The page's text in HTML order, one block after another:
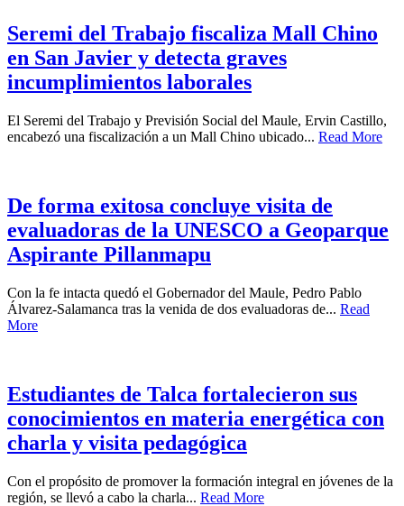
Seremi del Trabajo fiscaliza Mall Chino
en San Javier y detecta graves
incumplimientos laborales
El Seremi del Trabajo y Previsión Social del Maule, Ervin Castillo,
encabezó una fiscalización a un Mall Chino ubicado... Read More
De forma exitosa concluye visita de
evaluadoras de la UNESCO a Geoparque
Aspirante Pillanmapu
Con la fe intacta quedó el Gobernador del Maule, Pedro Pablo
Álvarez-Salamanca tras la venida de dos evaluadoras de... Read
More
Estudiantes de Talca fortalecieron sus
conocimientos en materia energética con
charla y visita pedagógica
Con el propósito de promover la formación integral en jóvenes de la
región, se llevó a cabo la charla... Read More